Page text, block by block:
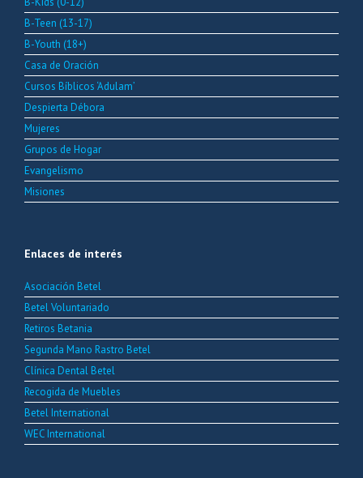
B-Teen (13-17)
B-Youth (18+)
Casa de Oración
Cursos Bíblicos ‘Adulam’
Despierta Débora
Mujeres
Grupos de Hogar
Evangelismo
Misiones
Enlaces de interés
Asociación Betel
Betel Voluntariado
Retiros Betania
Segunda Mano Rastro Betel
Clínica Dental Betel
Recogida de Muebles
Betel International
WEC International